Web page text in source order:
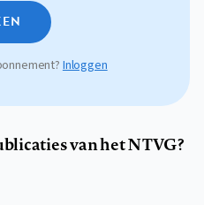
Inloggen
van het NTVG?